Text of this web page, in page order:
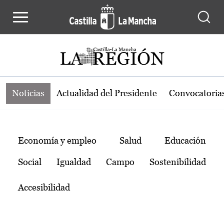
Noticias de la región de Castilla-La
Noticias Actualidad del Presidente
Temas
Economía y empleo Salud Educación
Social Igualdad Campo Sostenibilidad
Accesibilidad